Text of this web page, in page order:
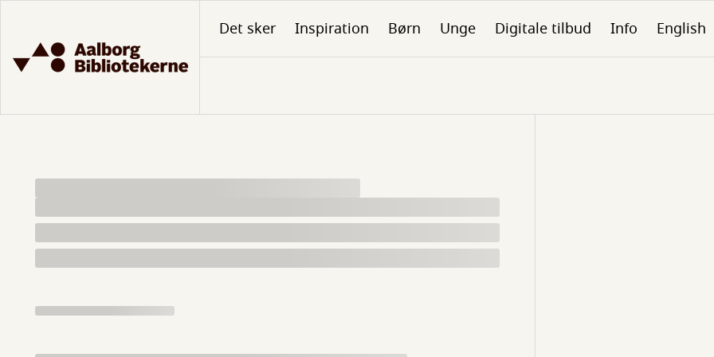
hovedindhold
Det sker Inspiration Børn Unge Digitale tilbud Info English